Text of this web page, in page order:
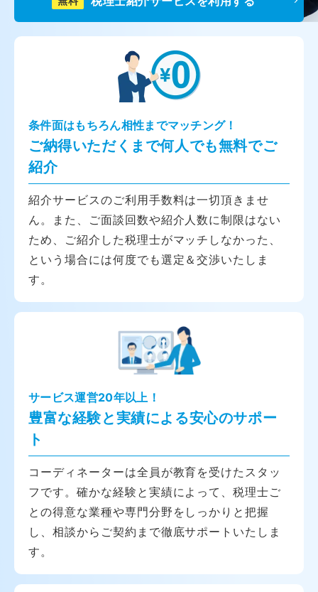
条件面はもちろん相性までマッチング！
ご納得いただくまで何人でも無料でご
紹介
紹介サービスのご利用手数料は一切頂きませ
ん。また、ご面談回数や紹介人数に制限はない
ため、ご紹介した税理士がマッチしなかった、
という場合には何度でも選定＆交渉いたしま
す。
サービス運営20年以上！
豊富な経験と実績による安心のサポー
ト
コーディネーターは全員が教育を受けたスタッ
フです。確かな経験と実績によって、税理士ご
との得意な業種や専門分野をしっかりと把握
し、相談からご契約まで徹底サポートいたしま
す。